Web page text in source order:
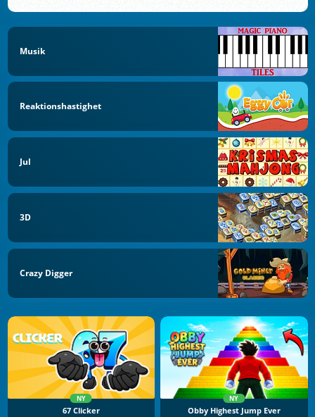
Musik
Reaktionshastighet
Jul
3D
Crazy Digger
NY
67 Clicker
NY
Obby Highest Jump Ever